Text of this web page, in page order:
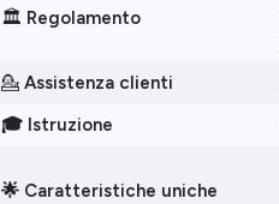
🏛️ Regolamento
💁 Assistenza clienti
🎓 Istruzione
🌟 Caratteristiche uniche